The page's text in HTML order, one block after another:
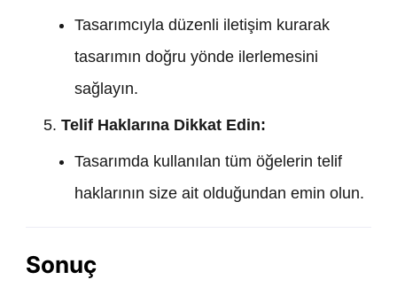
Tasarımcıyla düzenli iletişim kurarak
tasarımın doğru yönde ilerlemesini
sağlayın.
Telif Haklarına Dikkat Edin:
Tasarımda kullanılan tüm öğelerin telif
haklarının size ait olduğundan emin olun.
Sonuç